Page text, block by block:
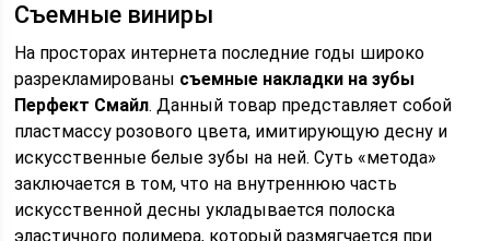
Съемные виниры
На просторах интернета последние годы широко
разрекламированы съемные накладки на зубы
Перфект Смайл. Данный товар представляет собой
пластмассу розового цвета, имитирующую десну и
искусственные белые зубы на ней. Суть «метода»
заключается в том, что на внутреннюю часть
искусственной десны укладывается полоска
эластичного полимера, который размягчается при